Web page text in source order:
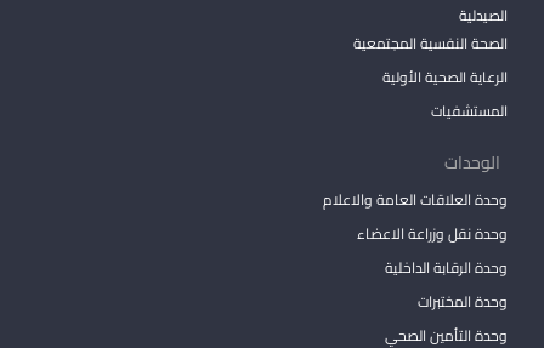
الصيدلية
الصحة النفسية المجتمعية
الرعاية الصحية الأولية
المستشفيات
الوحدات
وحدة العلاقات العامة والاعلام
وحدة نقل وزراعة الاعضاء
وحدة الرقابة الداخلية
وحدة المختبرات
وحدة التأمين الصحي